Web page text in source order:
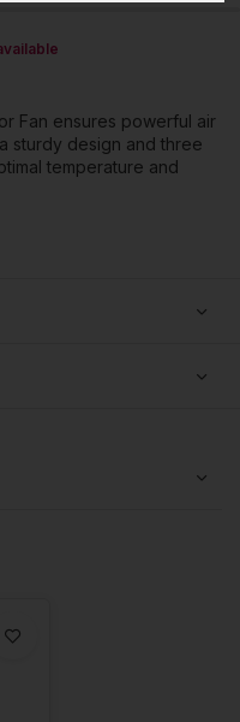
Fan ensures powerful air
sturdy design and three
temperature and